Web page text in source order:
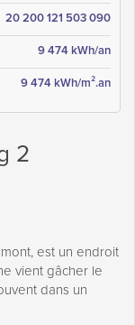
20 200 121 503 090
9 474 kWh/an
9 474 kWh/m².an
2
est un endroit
vient gâcher le
dans un